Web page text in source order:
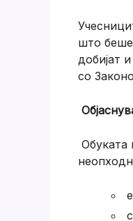
што беше
добијат и
со
Обуката